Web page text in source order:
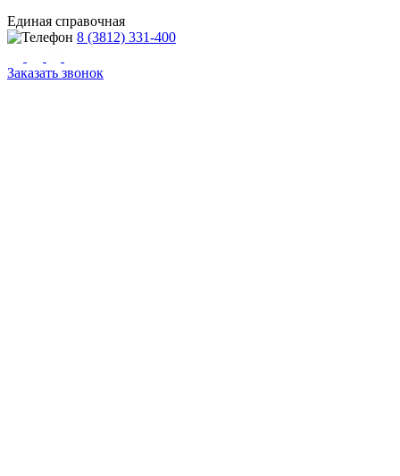
Единая справочная
8 (3812) 331-400
Заказать звонок